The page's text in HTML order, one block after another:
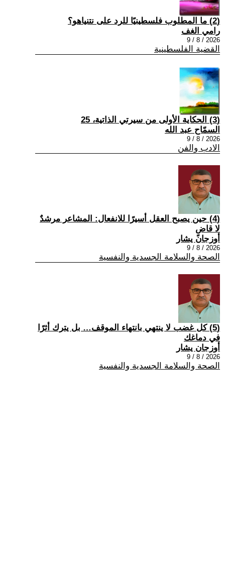
(2) ما المطلوب فلسطينيًا للرد على نتنياهو؟
رامي الغف
2026 / 8 / 9
القضية الفلسطينية
(3) الحكاية الأولى من سيرتي الذاتية، 25
السمّاح عبد الله
2026 / 8 / 9
الادب والفن
(4) حين يصبح العقل أسيرًا للانفعال: المشاعر مرشدٌ
لا قاضٍ
أوزجان يشار
2026 / 8 / 9
الصحة والسلامة الجسدية والنفسية
(5) كل غضب لا ينتهي بانتهاء الموقف… بل يترك أثرًا
في دماغك
أوزجان يشار
2026 / 8 / 9
الصحة والسلامة الجسدية والنفسية